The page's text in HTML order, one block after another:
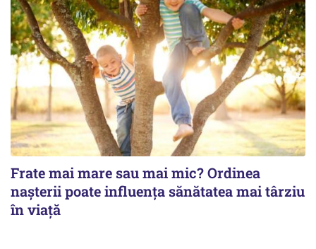
Frate mai mare sau mai mic? Ordinea
nașterii poate influența sănătatea mai târziu
în viață